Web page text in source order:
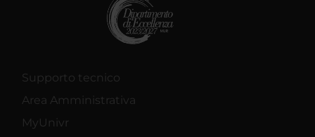
Supporto tecnico
Area Amministrativa
MyUnivr